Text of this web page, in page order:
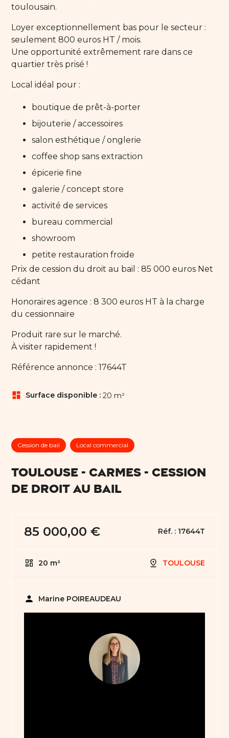
toulousain.
Loyer exceptionnellement bas pour le secteur :
seulement 800 euros HT / mois.
Une opportunité extrêmement rare dans ce
quartier très prisé !
Local idéal pour :
boutique de prêt-à-porter
bijouterie / accessoires
salon esthétique / onglerie
coffee shop sans extraction
épicerie fine
galerie / concept store
activité de services
bureau commercial
showroom
petite restauration froide
Prix de cession du droit au bail : 85 000 euros Net
cédant
Honoraires agence : 8 300 euros HT à la charge
du cessionnaire
Produit rare sur le marché.
À visiter rapidement !
Référence annonce : 17644T
dashboard Surface disponible : 20 m²
Cession de bail Local commercial
TOULOUSE - CARMES - CESSION
DE DROIT AU BAIL
85 000,00 € Réf. : 17644T
20 m² TOULOUSE
person Marine POIREAUDEAU